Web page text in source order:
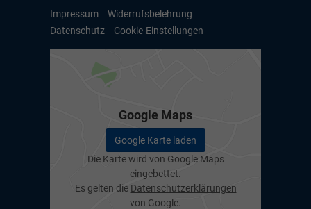
Impressum
Widerrufsbelehrung
Datenschutz
Cookie-Einstellungen
Google Maps
Google Karte laden
Die Karte wird von Google Maps
eingebettet.
Es gelten die Datenschutzerklärungen
von Google.